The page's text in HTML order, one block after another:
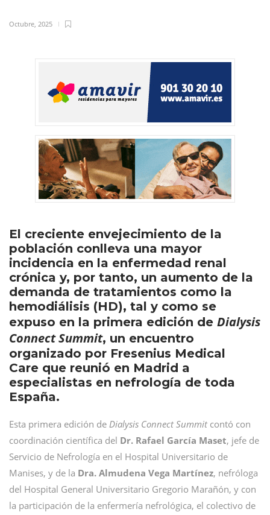
Octubre, 2025
El creciente envejecimiento de la
población conlleva una mayor
incidencia en la enfermedad renal
crónica y, por tanto, un aumento de la
demanda de tratamientos como la
hemodiálisis (HD), tal y como se
expuso en la primera edición de Dialysis
Connect Summit, un encuentro
organizado por Fresenius Medical
Care que reunió en Madrid a
especialistas en nefrología de toda
España.
Esta primera edición de Dialysis Connect Summitcontó con
coordinación científica del Dr. Rafael García Maset, jefe de
Servicio de Nefrología en el Hospital Universitario de
Manises, y de la Dra. Almudena Vega Martínez, nefróloga
del Hospital General Universitario Gregorio Marañón, y con
la participación de la enfermería nefrológica, el colectivo de